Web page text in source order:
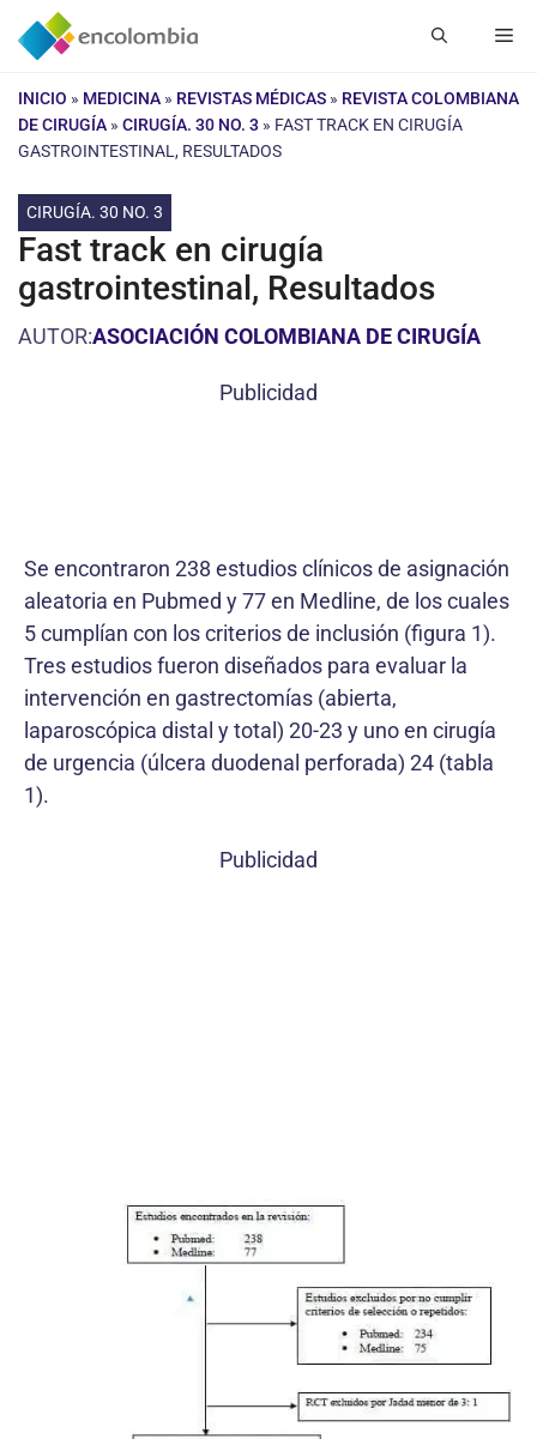
Saltar
INICIO » MEDICINA » REVISTAS MÉDICAS » REVISTA COLOMBIANA
DE CIRUGÍA » CIRUGÍA. 30 NO. 3 » FAST TRACK EN CIRUGÍA
GASTROINTESTINAL, RESULTADOS
CIRUGÍA. 30 NO. 3
Fast track en cirugía
gastrointestinal, Resultados
AUTOR:ASOCIACIÓN COLOMBIANA DE CIRUGÍA
Publicidad
Se encontraron 238 estudios clínicos de asignación
aleatoria en Pubmed y 77 en Medline, de los cuales
5 cumplían con los criterios de inclusión (figura 1).
Tres estudios fueron diseñados para evaluar la
inter­vención en gastrectomías (abierta,
laparoscópica distal y total) 20-23 y uno en cirugía
de urgencia (úlcera duodenal perforada) 24 (tabla
1).
Publicidad